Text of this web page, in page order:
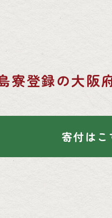
寮登録の大阪
寄付はこ